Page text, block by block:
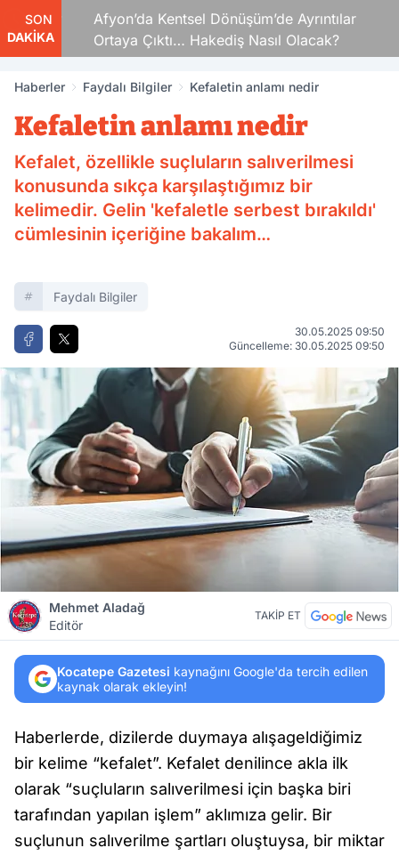
SON
DAKİKA
Afyon’da Kentsel Dönüşüm’de Ayrıntılar
Ortaya Çıktı… Hakediş Nasıl Olacak?
Haberler Faydalı Bilgiler Kefaletin anlamı nedir
Kefaletin anlamı nedir
Kefalet, özellikle suçluların salıverilmesi
konusunda sıkça karşılaştığımız bir
kelimedir. Gelin 'kefaletle serbest bırakıldı'
cümlesinin içeriğine bakalım…
Faydalı Bilgiler
30.05.2025 09:50
Güncelleme: 30.05.2025 09:50
Mehmet Aladağ
Editör
TAKİP ET
Kocatepe Gazetesi kaynağını Google'da tercih edilen
kaynak olarak ekleyin!
Haberlerde, dizilerde duymaya alışageldiğimiz
bir kelime “kefalet”. Kefalet denilince akla ilk
olarak “suçluların salıverilmesi için başka biri
tarafından yapılan işlem” aklımıza gelir. Bir
suçlunun salıverilme şartları oluştuysa, bir miktar